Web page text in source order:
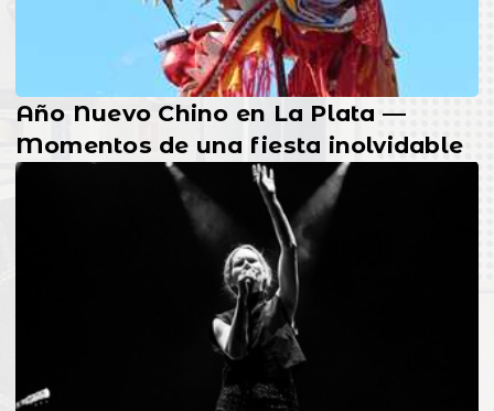
Año Nuevo Chino en La Plata —
Momentos de una fiesta inolvidable